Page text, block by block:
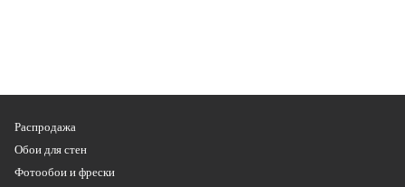
Распродажа
Обои для стен
Фотообои и фрески